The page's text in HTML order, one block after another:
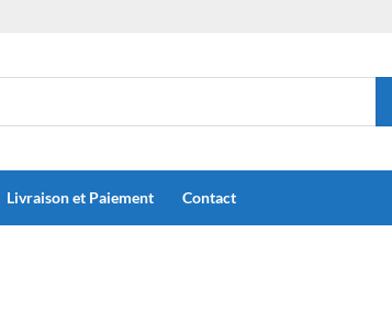
Livraison et Paiement Contact